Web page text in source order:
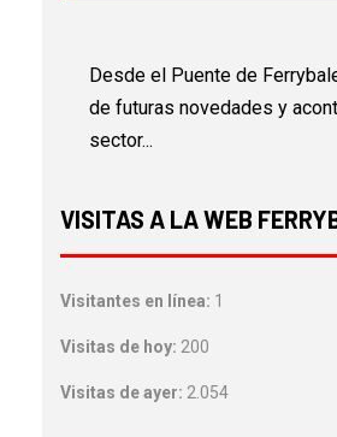
Desde el Puente de
de futuras novedades y
sector...
VISITAS A LA WEB
Visitantes en línea: 1
Visitas de hoy: 200
Visitas de ayer: 2.054